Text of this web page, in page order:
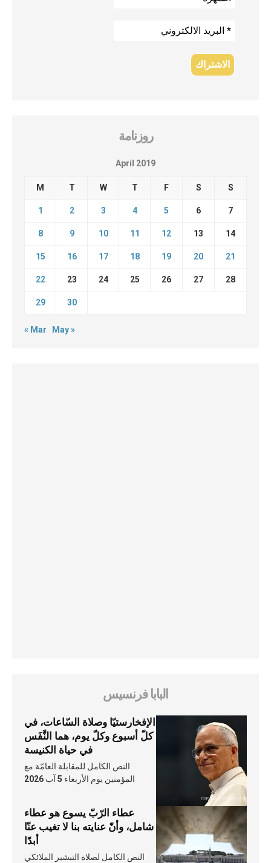
روزنامة
April 2019
M T W T F S S
1 2 3 4 5 6 7
8 9 10 11 12 13 14
15 16 17 18 19 20 21
22 23 24 25 26 27 28
29 30
« Mar May »
البابا فرنسيس
الإفخارستيّا وصلاة السّاعات، في
كلّ أسبوع وكلّ يوم، هما النَّفَس
في حياة الكنيسة
النص الكامل للمقابلة العامّة مع
المؤمنين يوم الأربعاء 5 آب 2026
عطاء الرّبّ يسوع هو عطاء
شامل، وأنّ عنايته بنا لا تغيب عنّا
أبدًا
النص الكامل لصلاة التبشير الملائكي